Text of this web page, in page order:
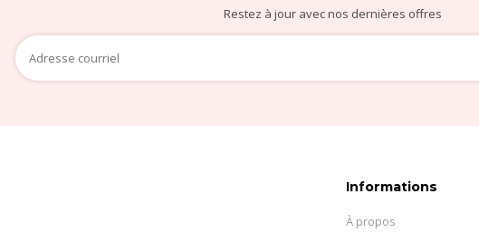
Restez à jour avec nos dernières offres
Informations
À propos